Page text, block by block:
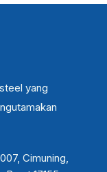
yang
Cimuning,